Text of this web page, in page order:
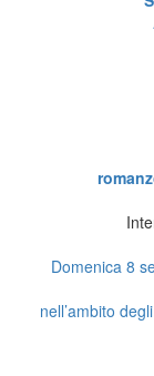
Domenica 8
nell’ambito